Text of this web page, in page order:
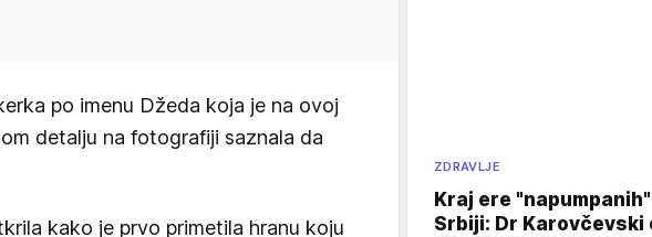
po imenu Džeda koja je na ovoj
detalju na fotografiji saznala da
kako je prvo primetila hranu koju
ZDRAVLJE
Kraj ere
Srbiji: Dr Karovčevski